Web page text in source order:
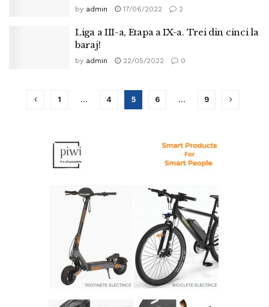
by admin 17/06/2022 2
Liga a III-a, Etapa a IX-a. Trei din cinci la
baraj!
by admin 22/05/2022 0
1 … 4 5 6 … 9